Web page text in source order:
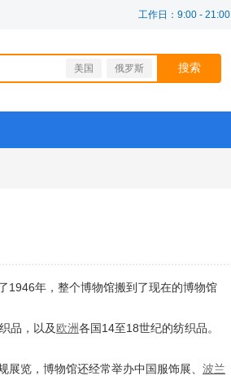
工作日：9:00 - 21:00
美国 俄罗斯
1946年，整个博物馆搬到了现在的博物馆
品，以及欧洲各国14至18世纪的纺织品。
览，博物馆还经常举办中国服饰展、 波兰